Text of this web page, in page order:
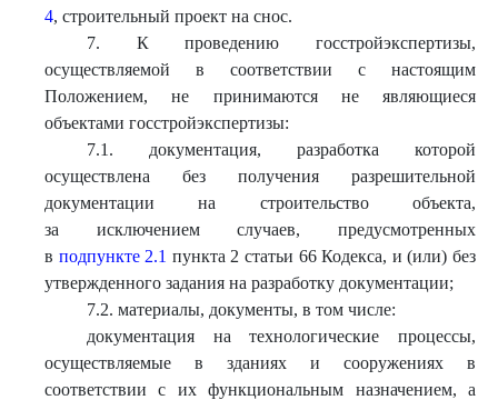
4, строительный проект на снос.
7. К проведению госстройэкспертизы,
осуществляемой в соответствии с настоящим
Положением, не принимаются не являющиеся
объектами госстройэкспертизы:
7.1. документация, разработка которой
осуществлена без получения разрешительной
документации на строительство объекта,
за исключением случаев, предусмотренных
в подпункте 2.1 пункта 2 статьи 66 Кодекса, и (или) без
утвержденного задания на разработку документации;
7.2. материалы, документы, в том числе:
документация на технологические процессы,
осуществляемые в зданиях и сооружениях в
соответствии с их функциональным назначением, а